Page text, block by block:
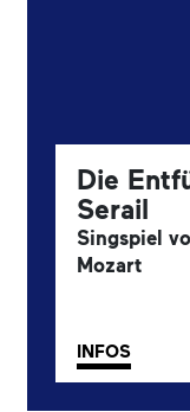
Die
Serail
Singspiel
Mozart
INFOS